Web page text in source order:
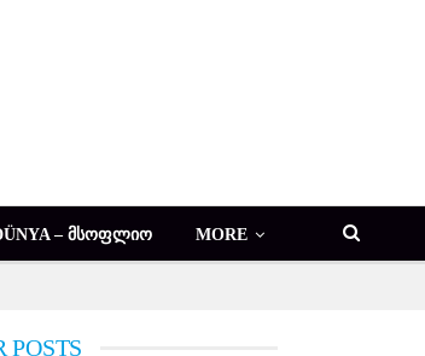
– ᲛᲡᲝᲤᲚᲘᲝ MORE
POSTS